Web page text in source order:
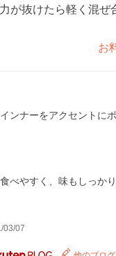
が抜けたら軽く混ぜ
お
ンナーをアクセントに
べやすく、味もしっか
03/07